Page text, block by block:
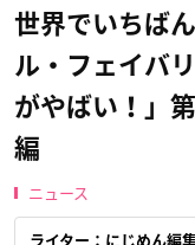
世界でいちば
ル・フェイバ
がやばい！」
編
ニュース
ライター：にじめん編